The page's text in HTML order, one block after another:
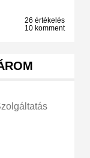
26 értékelés
10 komment